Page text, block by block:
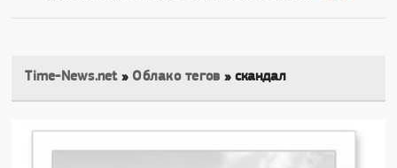
Time-News.net» Облако тегов » скандал